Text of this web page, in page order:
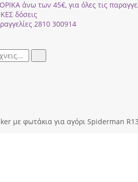
άνω των 45€, για όλες τις
δόσεις
2810 300914
με φωτάκια για αγόρι Spiderman